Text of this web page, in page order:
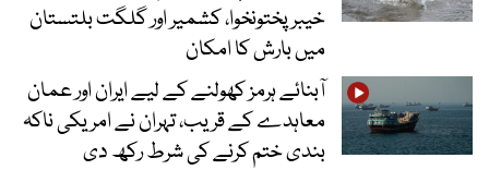
خیبرپختونخوا، کشمیر اور گلگت بلتستان
میں بارش کا امکان
آبنائے ہرمز کھولنے کے لیے ایران اور عمان
معاہدے کے قریب، تہران نے امریکی ناکہ
بندی ختم کرنے کی شرط رکھ دی